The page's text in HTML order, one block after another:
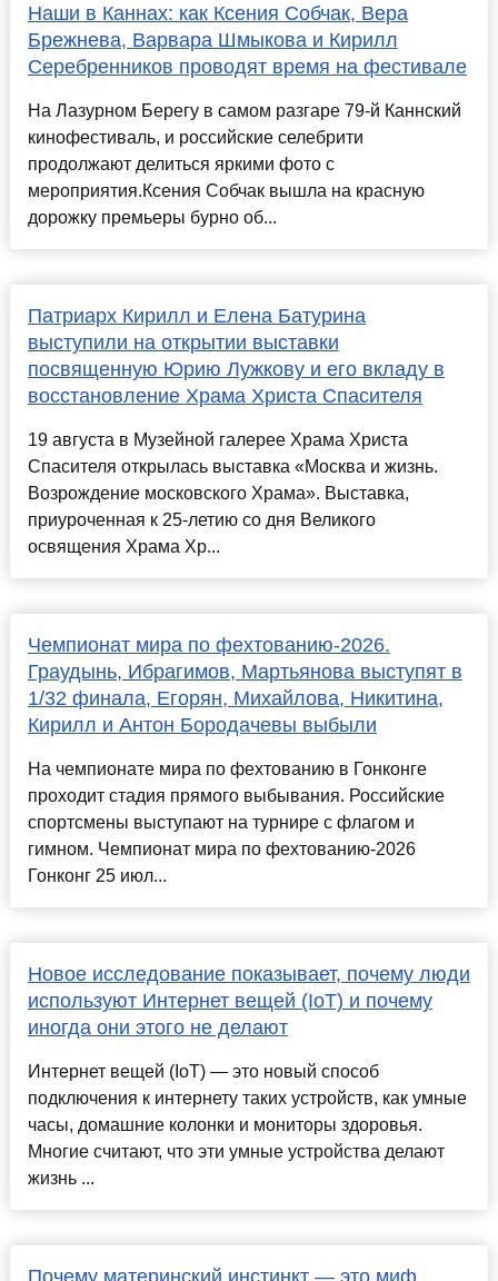
Наши в Каннах: как Ксения Собчак, Вера
Брежнева, Варвара Шмыкова и Кирилл
Серебренников проводят время на фестивале
На Лазурном Берегу в самом разгаре 79-й Каннский
кинофестиваль, и российские селебрити
продолжают делиться яркими фото с
мероприятия.Ксения Собчак вышла на красную
дорожку премьеры бурно об...
Патриарх Кирилл и Елена Батурина
выступили на открытии выставки
посвященную Юрию Лужкову и его вкладу в
восстановление Храма Христа Спасителя
19 августа в Музейной галерее Храма Христа
Спасителя открылась выставка «Москва и жизнь.
Возрождение московского Храма». Выставка,
приуроченная к 25-летию со дня Великого
освящения Храма Хр...
Чемпионат мира по фехтованию-2026.
Граудынь, Ибрагимов, Мартьянова выступят в
1/32 финала, Егорян, Михайлова, Никитина,
Кирилл и Антон Бородачевы выбыли
На чемпионате мира по фехтованию в Гонконге
проходит стадия прямого выбывания. Российские
спортсмены выступают на турнире с флагом и
гимном. Чемпионат мира по фехтованию-2026
Гонконг 25 июл...
Новое исследование показывает, почему люди
используют Интернет вещей (IoT) и почему
иногда они этого не делают
Интернет вещей (IoT) — это новый способ
подключения к интернету таких устройств, как умные
часы, домашние колонки и мониторы здоровья.
Многие считают, что эти умные устройства делают
жизнь ...
Почему материнский инстинкт — это миф